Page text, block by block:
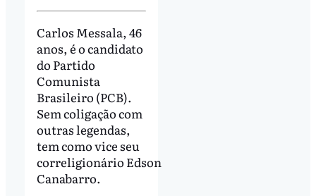
Carlos Messala, 46
anos, é o candidato
do Partido
Comunista
Brasileiro (PCB).
Sem coligação com
outras legendas,
tem como vice seu
correligionário Edson
Canabarro.